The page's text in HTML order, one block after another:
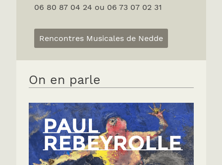
06 80 87 04 24 ou 06 73 07 02 31
Rencontres Musicales de Nedde
On en parle